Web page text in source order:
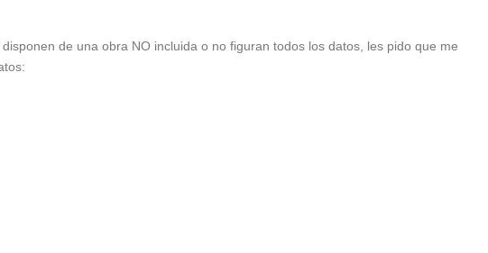
de una obra NO incluida o no figuran todos los datos, les pido que me